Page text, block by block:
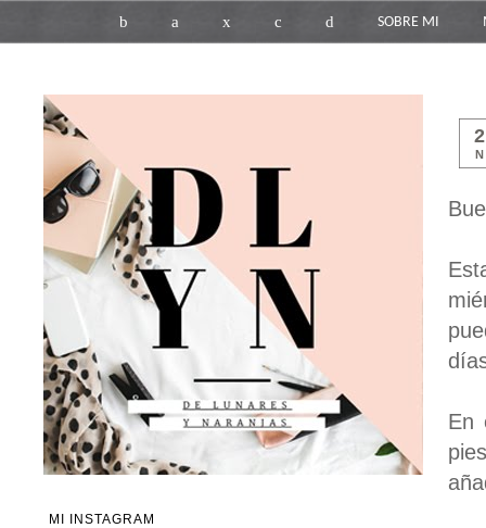
b a x c d SOBRE MI
En
MI INSTAGRAM